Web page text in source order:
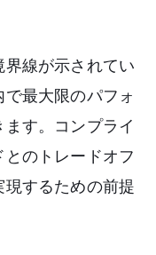
線が示されてい
最大限のパフォ
す。コンプライ
のトレードオフ
するための前提